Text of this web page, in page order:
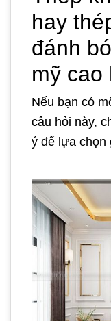
hay
đánh
mỹ cao
Nếu bạn có
câu hỏi này,
ý để lựa chọn